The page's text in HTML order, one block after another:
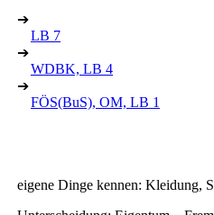
➔
LB 7
➔
WDBK, LB 4
➔
FÖS(BuS), OM, LB 1
eigene Dinge kennen: Kleidung,